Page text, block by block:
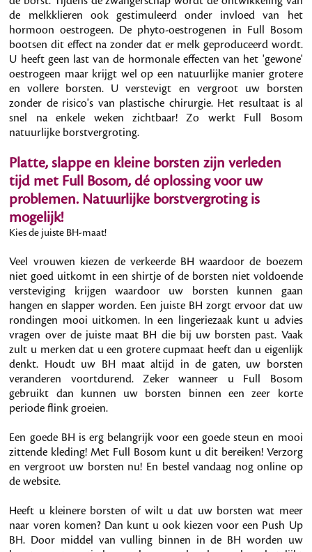
de melkklieren ook gestimuleerd onder invloed van het
hormoon oestrogeen. De phyto-oestrogenen in Full Bosom
bootsen dit effect na zonder dat er melk geproduceerd wordt.
U heeft geen last van de hormonale effecten van het 'gewone'
oestrogeen maar krijgt wel op een natuurlijke manier grotere
en vollere borsten. U verstevigt en vergroot uw borsten
zonder de risico's van plastische chirurgie. Het resultaat is al
snel na enkele weken zichtbaar! Zo werkt Full Bosom
natuurlijke borstvergroting.
Platte, slappe en kleine borsten zijn verleden
tijd met Full Bosom, dé oplossing voor uw
problemen. Natuurlijke borstvergroting is
mogelijk!
Kies de juiste BH-maat!
Veel vrouwen kiezen de verkeerde BH waardoor de boezem
niet goed uitkomt in een shirtje of de borsten niet voldoende
versteviging krijgen waardoor uw borsten kunnen gaan
hangen en slapper worden. Een juiste BH zorgt ervoor dat uw
rondingen mooi uitkomen. In een lingeriezaak kunt u advies
vragen over de juiste maat BH die bij uw borsten past. Vaak
zult u merken dat u een grotere cupmaat heeft dan u eigenlijk
denkt. Houdt uw BH maat altijd in de gaten, uw borsten
veranderen voortdurend. Zeker wanneer u Full Bosom
gebruikt dan kunnen uw borsten binnen een zeer korte
periode flink groeien.
Een goede BH is erg belangrijk voor een goede steun en mooi
zittende kleding! Met Full Bosom kunt u dit bereiken! Verzorg
en vergroot uw borsten nu! En bestel vandaag nog online op
de website.
Heeft u kleinere borsten of wilt u dat uw borsten wat meer
naar voren komen? Dan kunt u ook kiezen voor een Push Up
BH. Door middel van vulling binnen in de BH worden uw